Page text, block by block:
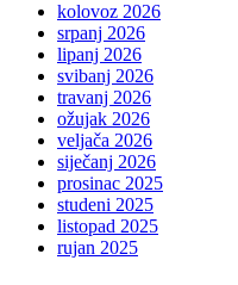
kolovoz 2026
srpanj 2026
lipanj 2026
svibanj 2026
travanj 2026
ožujak 2026
veljača 2026
siječanj 2026
prosinac 2025
studeni 2025
listopad 2025
rujan 2025